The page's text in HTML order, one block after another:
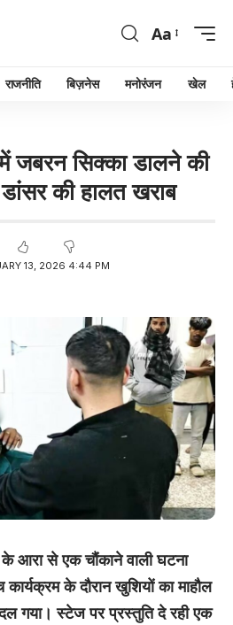
Aa
राजनीति बिज़नेस मनोरंजन खेल
जबरन सिक्का डालने की
की हालत खराब
13, 2026 4:44 PM
आरा से एक चौंकाने वाली घटना
के दौरान खुशियों का माहौल
गया। स्टेज पर प्रस्तुति दे रही एक